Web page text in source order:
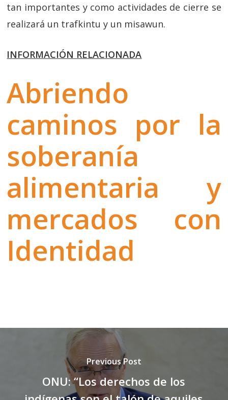
tan importantes y como actividades de cierre se
realizará un trafkintu y un misawun.
INFORMACIÓN RELACIONADA
Abriendo
caminos por la
soberanía
alimentaria y
mercados con
Identidad
Previous Post
ONU: “Los derechos de los